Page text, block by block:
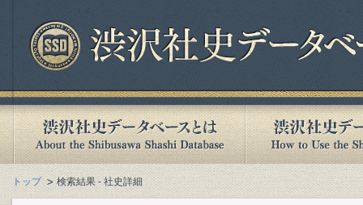
トップ 検索結果 - 社史詳細